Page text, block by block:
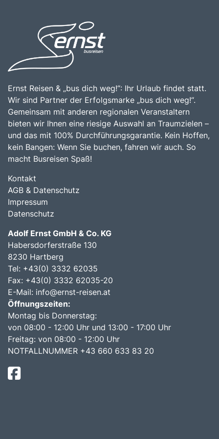
Landschaften, kulturellen Erlebnissen und der Möglichkeit,
die Natur aktiv zu erleben, macht den Gargano zu einem
unverzichtbaren Ziel für Reisende.
Apuliens entdecken möchten.
Ernst Reisen & „bus dich weg!“: Ihr Urlaub findet statt.
Wir sind Partner der Erfolgsmarke „bus dich weg!“.
Gemeinsam mit anderen regionalen Veranstaltern
bieten wir Ihnen eine riesige Auswahl an Traumzielen –
und das mit 100% Durchführungsgarantie. Kein Hoffen,
kein Bangen: Wenn Sie buchen, fahren wir auch. So
macht Busreisen Spaß!
Kontakt
AGB & Datenschutz
Impressum
Datenschutz
Adolf Ernst GmbH & Co. KG
Habersdorferstraße 130
8230 Hartberg
Tel: +43(0) 3332 62035
Fax: +43(0) 3332 62035-20
E-Mail: info@ernst-reisen.at
Öffnungszeiten:
Montag bis Donnerstag:
von 08:00 - 12:00 Uhr und 13:00 - 17:00 Uhr
Freitag: von 08:00 - 12:00 Uhr
NOTFALLNUMMER +43 660 633 83 20